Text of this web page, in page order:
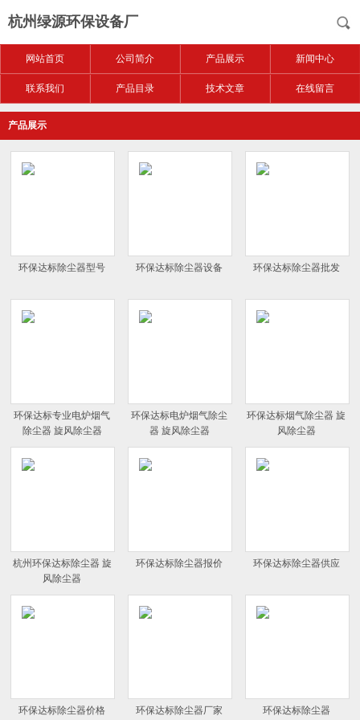
杭州绿源环保设备厂
网站首页 公司简介 产品展示 新闻中心
联系我们 产品目录 技术文章 在线留言
产品展示
环保达标除尘器型号 环保达标除尘器设备 环保达标除尘器批发
环保达标专业电炉烟气
除尘器 旋风除尘器
环保达标电炉烟气除尘
器 旋风除尘器
环保达标烟气除尘器 旋
风除尘器
杭州环保达标除尘器 旋
风除尘器
环保达标除尘器报价 环保达标除尘器供应
环保达标除尘器价格 环保达标除尘器厂家 环保达标除尘器